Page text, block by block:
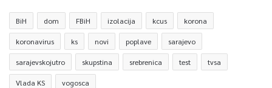
BiH dom FBiH izolacija kcus korona
koronavirus ks novi poplave sarajevo
sarajevskojutro skupstina srebrenica test tvsa
Vlada KS vogosca